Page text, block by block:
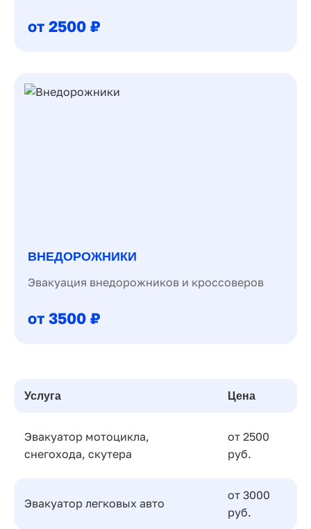
от 2500 ₽
ВНЕДОРОЖНИКИ
Эвакуация внедорожников и кроссоверов
от 3500 ₽
Услуга Цена
Эвакуатор мотоцикла,
снегохода, скутера
от 2500
руб.
Эвакуатор легковых авто
от 3000
руб.